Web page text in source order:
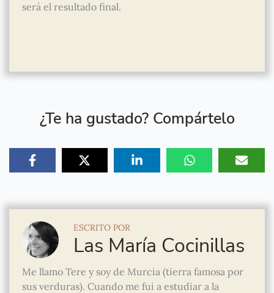
será el resultado final.
¿Te ha gustado? Compártelo
ESCRITO POR
Las María Cocinillas
Me llamo Tere y soy de Murcia (tierra famosa por
sus verduras). Cuando me fui a estudiar a la